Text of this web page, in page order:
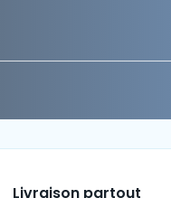
Livraison partout